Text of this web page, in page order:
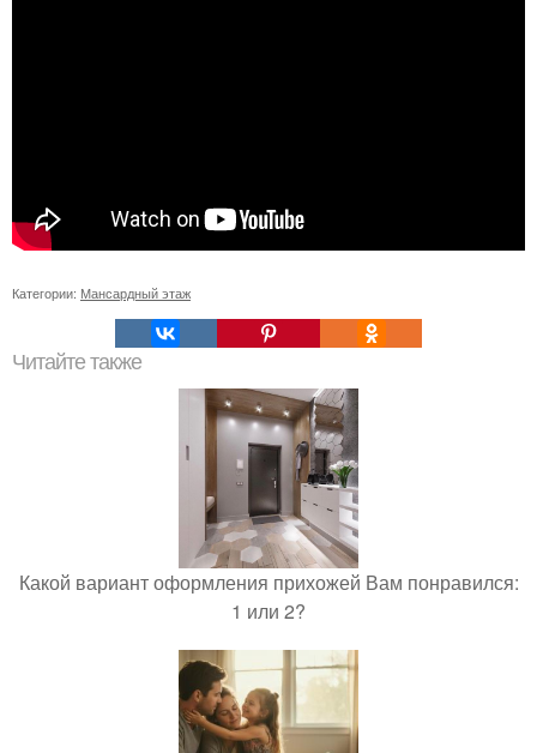
Категории: Мансардный этаж
Читайте также
Какой вариант оформления прихожей Вам понравился:
1 или 2?